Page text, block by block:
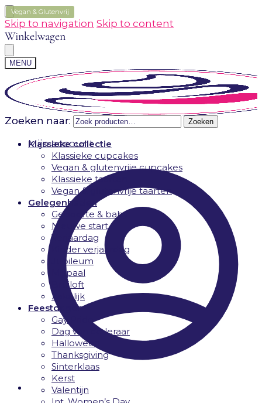
Skip to navigation Skip to content
Winkelwagen
MENU
Zoeken naar: Zoeken
Mijn account
Zoeken naar: Zoeken
Klassieke collectie
Klassieke cupcakes
Vegan & glutenvrije cupcakes
Klassieke taarten
Vegan & glutenvrije taarten
Gelegenheden
Geboorte & baby
Nieuwe start
Verjaardag
Kinder verjaardag
Jubileum
Mijlpaal
Bruiloft
Zakelijk
Feestdagen
Gay Pride
Dag van de leraar
Halloween
Thanksgiving
Sinterklaas
Kerst
Valentijn
Vegan & Glutenvrij